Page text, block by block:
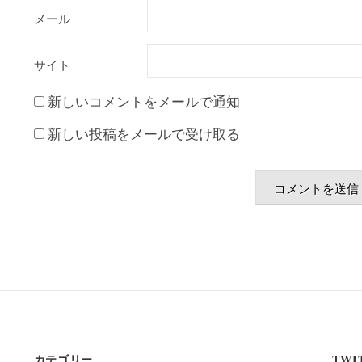
メール
サイト
新しいコメントをメールで通知
新しい投稿をメールで受け取る